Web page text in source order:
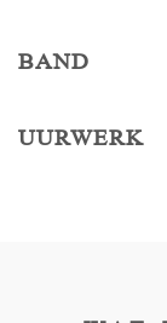
BAND
UURWERK